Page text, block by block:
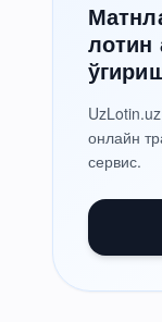
лотин
онлайн
сервис.